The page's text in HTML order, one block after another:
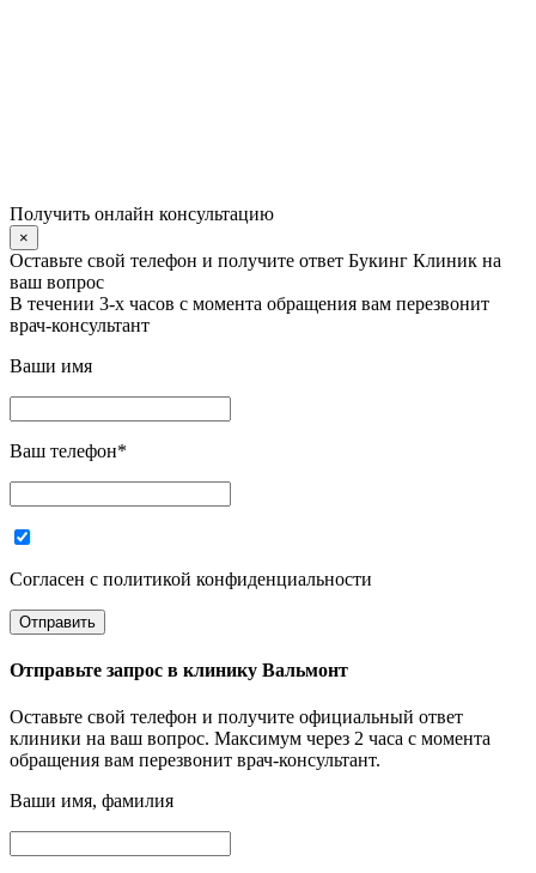
Получить онлайн консультацию
×
Оставьте свой телефон и получите ответ Букинг Клиник на
ваш вопрос
В течении 3-х часов с момента обращения вам перезвонит
врач-консультант
Ваши имя
Ваш телефон*
Согласен с политикой конфиденциальности
Отправьте запрос в клинику Вальмонт
Оставьте свой телефон и получите официальный ответ
клиники на ваш вопрос. Максимум через 2 часа с момента
обращения вам перезвонит врач-консультант.
Ваши имя, фамилия